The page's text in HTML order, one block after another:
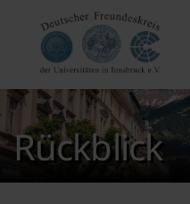
Rückblick